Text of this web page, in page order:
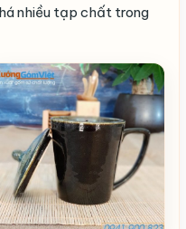
nhiều tạp chất trong